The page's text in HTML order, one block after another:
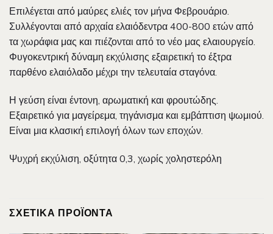
Επιλέγεται από μαύρες ελιές τον μήνα Φεβρουάριο.
Συλλέγονται από αρχαία ελαιόδεντρα 400-800 ετών από
τα χωράφια μας και πιέζονται από το νέο μας ελαιουργείο.
Φυγοκεντρική δύναμη εκχύλισης εξαιρετική το έξτρα
παρθένο ελαιόλαδο μέχρι την τελευταία σταγόνα.
Η γεύση είναι έντονη, αρωματική και φρουτώδης.
Εξαιρετικό για μαγείρεμα, τηγάνισμα και εμβάπτιση ψωμιού.
Είναι μια κλασική επιλογή όλων των εποχών.
Ψυχρή εκχύλιση, οξύτητα 0,3, χωρίς χοληστερόλη
ΣΧΕΤΙΚΆ ΠΡΟΪΌΝΤΑ